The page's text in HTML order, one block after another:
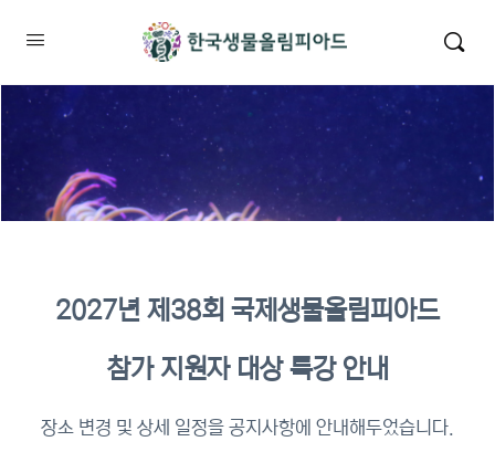
2027년 제38회 국제생물올림피아드
참가 지원자 대상 특강 안내
장소 변경 및 상세 일정을 공지사항에 안내해두었습니다.